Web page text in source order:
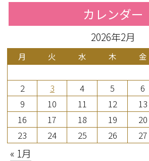
カレンダー
2026年2月
月 火 水 木 金
2
3 4 5 6
9
10 11 12 13
16
17 18 19 20
23
24 25 26 27
« 1月